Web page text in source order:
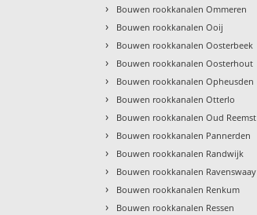
› Bouwen rookkanalen Ommeren
› Bouwen rookkanalen Ooij
› Bouwen rookkanalen Oosterbeek
› Bouwen rookkanalen Oosterhout
› Bouwen rookkanalen Opheusden
› Bouwen rookkanalen Otterlo
› Bouwen rookkanalen Oud Reemst
› Bouwen rookkanalen Pannerden
› Bouwen rookkanalen Randwijk
› Bouwen rookkanalen Ravenswaay
› Bouwen rookkanalen Renkum
› Bouwen rookkanalen Ressen